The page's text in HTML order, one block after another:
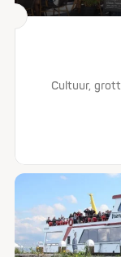
Cultuur,